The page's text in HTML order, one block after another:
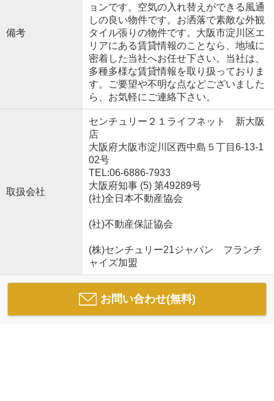
備考
ョンです。空気の入れ替えができる風通
しの良い物件です。お洒落で素敵な外観
タイル張りの物件です。大阪市淀川区エ
リアにある賃貸情報のことなら、地域に
密着した当社へお任せ下さい。当社は、
多種多様な賃貸情報を取り扱っておりま
す。ご要望や不明な点などございました
ら、お気軽にご連絡下さい。
取扱会社
センチュリー２１ライフネット 新大阪
店
大阪府大阪市淀川区西中島５丁目6-13-1
02号
TEL:06-6886-7933
大阪府知事 (5) 第49289号
(社)全日本不動産協会
(社)不動産保証協会
(株)センチュリー21ジャパン フランチ
ャイズ加盟
お問い合わせ(無料)